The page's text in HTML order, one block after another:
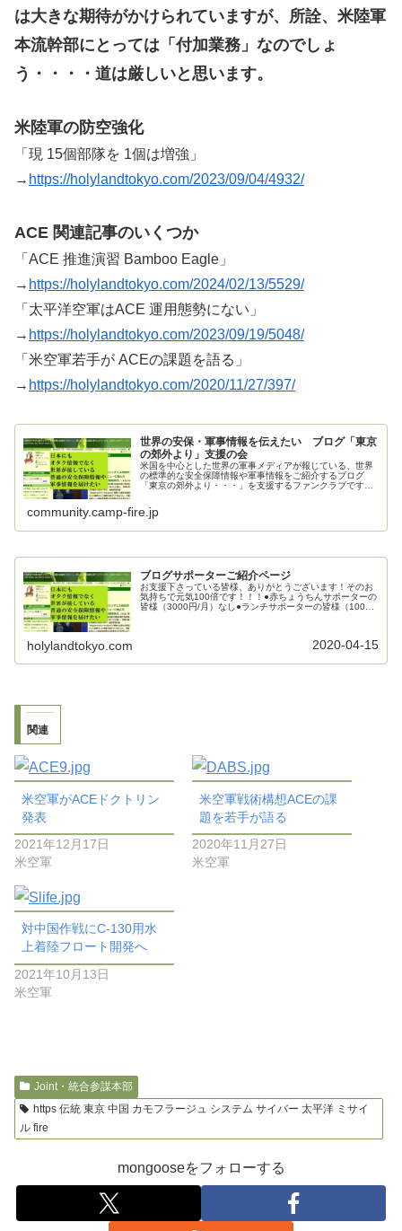
は大きな期待がかけられていますが、所詮、米陸軍
本流幹部にとっては「付加業務」なのでしょ
う・・・・道は厳しいと思います。
米陸軍の防空強化
「現 15個部隊を 1個は増強」
→ https://holylandtokyo.com/2023/09/04/4932/
ACE 関連記事のいくつか
「ACE 推進演習 Bamboo Eagle」
→ https://holylandtokyo.com/2024/02/13/5529/
「太平洋空軍はACE 運用態勢にない」
→ https://holylandtokyo.com/2023/09/19/5048/
「米空軍若手が ACEの課題を語る」
→ https://holylandtokyo.com/2020/11/27/397/
世界の安保・軍事情報を伝えたい ブログ「東京
の郊外より」支援の会
米国を中心とした世界の軍事メディアが報じている、世界
の標準的な安全保障情報や軍事情報をご紹介するブログ
「東京の郊外より・・・」を支援するファンクラブです。
community.camp-fire.jp
ブログサポーターご紹介ページ
お支援下さっている皆様、ありがとうございます！そのお
気持ちで元気100倍です！！！●赤ちょうちんサポーターの
皆様（3000円/月）なし●ランチサポーターの皆様（1000
holylandtokyo.com 2020-04-15
関連
米空軍がACEドクトリン
発表
2021年12月17日
米空軍
米空軍戦術構想ACEの課
題を若手が語る
2020年11月27日
米空軍
対中国作戦にC-130用水
上着陸フロート開発へ
2021年10月13日
米空軍
Joint・統合参謀本部
https 伝統 東京 中国 カモフラージュ システム サイバー 太平洋 ミサイ
ル fire
mongooseをフォローする